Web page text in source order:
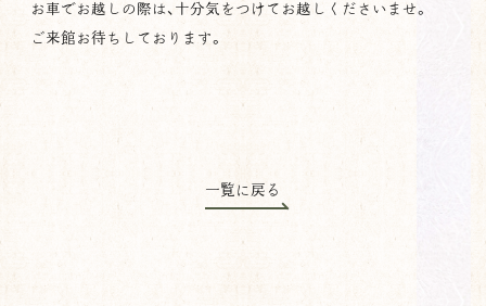
お車でお越しの際は、十分気をつけてお越しくださいませ。
ご来館お待ちしております。
一覧に戻る